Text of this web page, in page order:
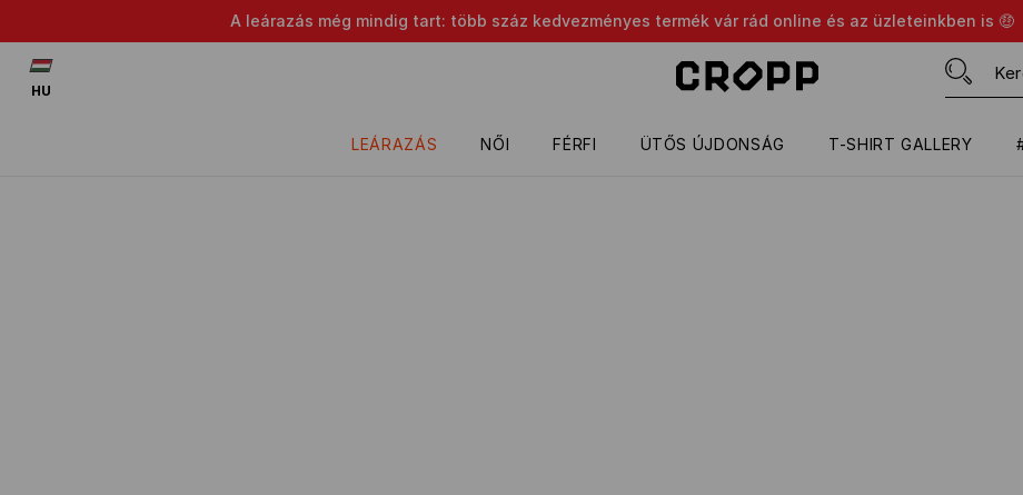
A leárazás még mindig tart: több száz kedvezményes termék vár rád online és az üzleteinkben is 🤑
LEÁRAZÁS NŐI FÉRFI ÜTŐS ÚJDONSÁG T-SHIRT GALLERY
HU